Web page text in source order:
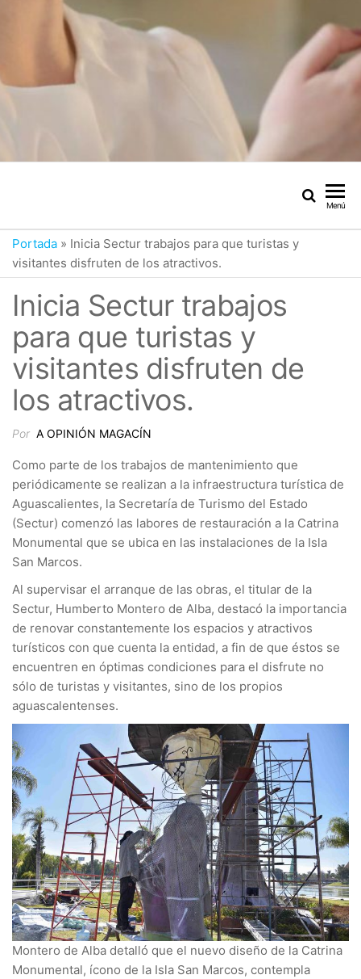
Menú
Portada » Inicia Sectur trabajos para que turistas y
visitantes disfruten de los atractivos.
Inicia Sectur trabajos
para que turistas y
visitantes disfruten de
los atractivos.
Por A OPINIÓN MAGACÍN
Como parte de los trabajos de mantenimiento que
periódicamente se realizan a la infraestructura turística de
Aguascalientes, la Secretaría de Turismo del Estado
(Sectur) comenzó las labores de restauración a la Catrina
Monumental que se ubica en las instalaciones de la Isla
San Marcos.
Al supervisar el arranque de las obras, el titular de la
Sectur, Humberto Montero de Alba, destacó la importancia
de renovar constantemente los espacios y atractivos
turísticos con que cuenta la entidad, a fin de que éstos se
encuentren en óptimas condiciones para el disfrute no
sólo de turistas y visitantes, sino de los propios
aguascalentenses.
Montero de Alba detalló que el nuevo diseño de la Catrina
Monumental, ícono de la Isla San Marcos, contempla